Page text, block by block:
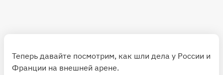
Теперь давайте посмотрим, как шли дела у России и
Франции на внешней арене.